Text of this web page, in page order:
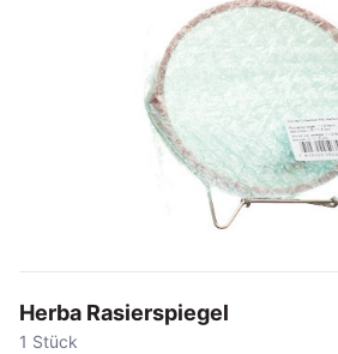
In den Warenkorb
Herba Rasierspiegel
1 Stück